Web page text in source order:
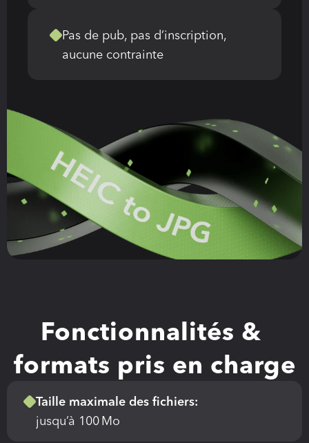
Pas de pub, pas d’inscription,
aucune contrainte
Fonctionnalités &
formats pris en charge
Taille maximale des fichiers:
jusqu’à 100 Mo